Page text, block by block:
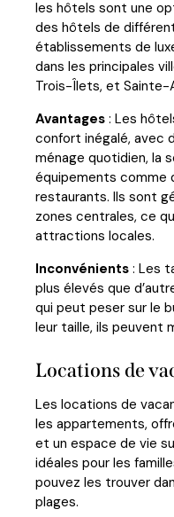
les hôtels sont une
des hôtels de
établissements de
dans les principales
Trois-Îlets, et Sainte-
Avantages : Les
confort inégalé, avec
ménage quotidien, la
équipements comme
restaurants. Ils sont
zones centrales, ce
attractions locales.
Inconvénients : Les
plus élevés que
qui peut peser sur le
leur taille, ils peuvent
Locations de
Les locations de
les appartements,
et un espace de vie
idéales pour les
pouvez les trouver
plages.